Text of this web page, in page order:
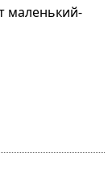
маленький-